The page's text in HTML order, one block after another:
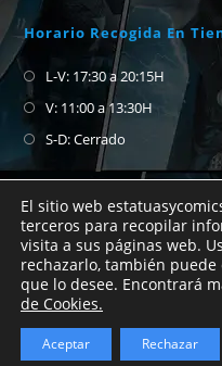
Si no encuentras
dudes en abrirnos un
preguntar.
Descartar
Horario Recogida En
L-V: 17:30 a 20:15H
V: 11:00 a 13:30H
S-D: Cerrado
Copyright
El sitio web
terceros para recopilar
visita a sus páginas web.
rechazarlo, también
que lo desee. Encontrará
de Cookies.
Aceptar Rechazar